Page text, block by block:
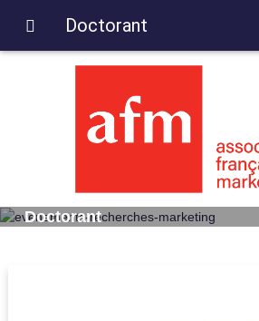
Doctorant
Doctorant